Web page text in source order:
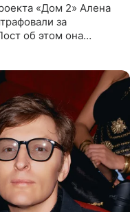
«Дом 2» Алена
за
об этом она